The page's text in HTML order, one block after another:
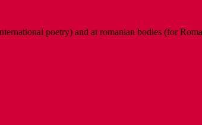
poetry) and at romanian bodies (for